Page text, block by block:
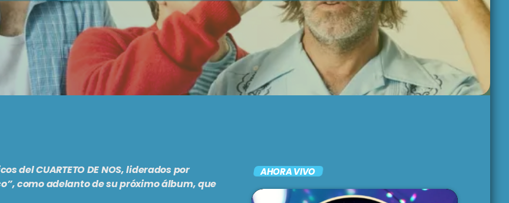
EL CACHENGUE
9:00 pm - 11:00 pm
ARGENTRÓNICA
Música de
delCUARTETO DE NOS, liderados por
como adelanto de su próximo álbum, que
AHORA VIVO